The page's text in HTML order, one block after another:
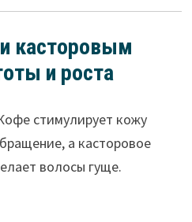
касторовым
и роста
стимулирует кожу
а касторовое
волосы гуще.